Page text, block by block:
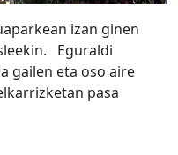
izan ginen
Eguraldi
gailen eta oso aire
pasa